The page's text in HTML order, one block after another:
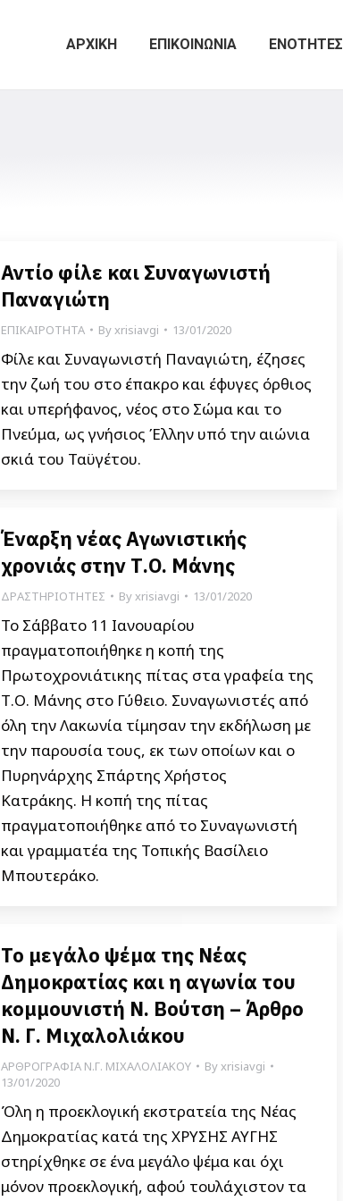
ΑΡΧΙΚΗ ΕΠΙΚΟΙΝΩΝΙΑ ΕΝΟΤΗΤΕΣ
Αντίο φίλε και Συναγωνιστή
Παναγιώτη
ΕΠΙΚΑΙΡΟΤΗΤΑ Byxrisiavgi 13/01/2020
Φίλε και Συναγωνιστή Παναγιώτη, έζησες
την ζωή του στο έπακρο και έφυγες όρθιος
και υπερήφανος, νέος στο Σώμα και το
Πνεύμα, ως γνήσιος Έλλην υπό την αιώνια
σκιά του Ταϋγέτου.
Έναρξη νέας Αγωνιστικής
χρονιάς στην Τ.Ο. Μάνης
ΔΡΑΣΤΗΡΙΟΤΗΤΕΣ Byxrisiavgi 13/01/2020
Το Σάββατο 11 Ιανουαρίου
πραγματοποιήθηκε η κοπή της
Πρωτοχρονιάτικης πίτας στα γραφεία της
Τ.Ο. Μάνης στο Γύθειο. Συναγωνιστές από
όλη την Λακωνία τίμησαν την εκδήλωση με
την παρουσία τους, εκ των οποίων και ο
Πυρηνάρχης Σπάρτης Χρήστος
Κατράκης. Η κοπή της πίτας
πραγματοποιήθηκε από το Συναγωνιστή
και γραμματέα της Τοπικής Βασίλειο
Μπουτεράκο.
Το μεγάλο ψέμα της Νέας
Δημοκρατίας και η αγωνία του
κομμουνιστή Ν. Βούτση – Άρθρο
Ν. Γ. Μιχαλολιάκου
ΑΡΘΡΟΓΡΑΦΙΑ Ν.Γ. ΜΙΧΑΛΟΛΙΑΚΟΥ Byxrisiavgi
13/01/2020
Όλη η προεκλογική εκστρατεία της Νέας
Δημοκρατίας κατά της ΧΡΥΣΗΣ ΑΥΓΗΣ
στηρίχθηκε σε ένα μεγάλο ψέμα και όχι
μόνον προεκλογική, αφού τουλάχιστον τα